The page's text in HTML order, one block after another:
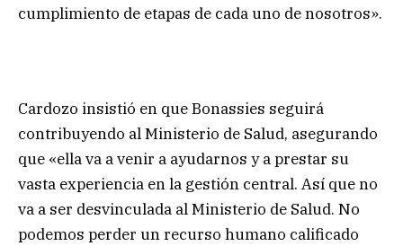
cumplimiento de etapas de cada uno de nosotros».
Cardozo insistió en que Bonassies seguirá
contribuyendo al Ministerio de Salud, asegurando
que «ella va a venir a ayudarnos y a prestar su
vasta experiencia en la gestión central. Así que no
va a ser desvinculada al Ministerio de Salud. No
podemos perder un recurso humano calificado